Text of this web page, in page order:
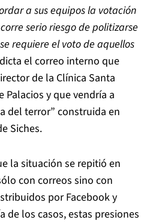
a sus equipos la votación
serio riesgo de politizarse
requiere el voto de aquellos
dicta el correo interno que
de la Clínica Santa
Palacios y que vendría a
del terror” construida en
Siches.
la situación se repitió en
con correos sino con
por Facebook y
de los casos, estas presiones